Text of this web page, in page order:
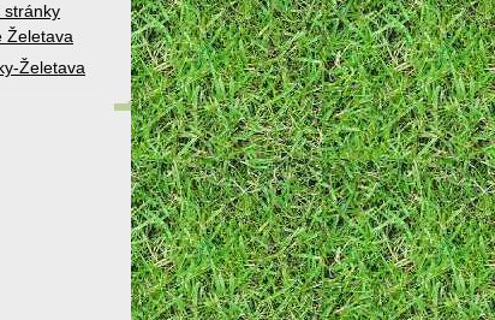
stránky
Želetava
Želetava